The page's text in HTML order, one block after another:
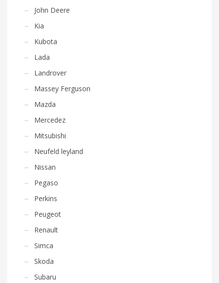
John Deere
Kia
Kubota
Lada
Landrover
Massey Ferguson
Mazda
Mercedez
Mitsubishi
Neufeld leyland
Nissan
Pegaso
Perkins
Peugeot
Renault
Simca
Skoda
Subaru